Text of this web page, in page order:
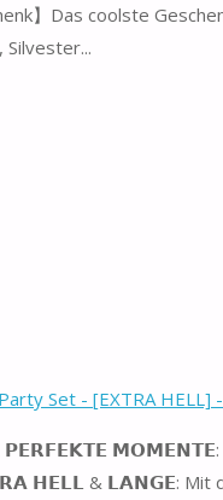
】Das coolste
Set - [EXTRA HELL]
𝗠𝗢𝗠𝗘𝗡𝗧𝗘:
𝗛𝗘𝗟𝗟 & 𝗟𝗔𝗡𝗚𝗘: Mit